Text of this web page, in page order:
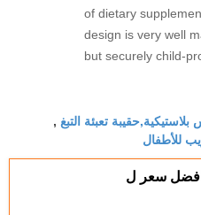
of dietary
design is very well
but securely child-
うございます for
تعبئة التبغ ,
للأطفال
سعر ل